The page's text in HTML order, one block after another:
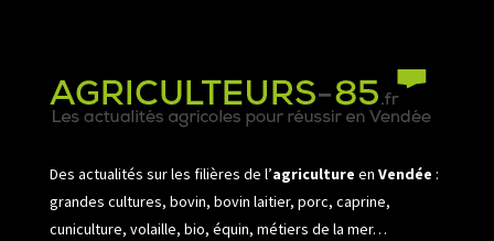
Des actualités sur les filières de l’agriculture en Vendée :
grandes cultures, bovin, bovin laitier, porc, caprine,
cuniculture, volaille, bio, équin, métiers de la mer…